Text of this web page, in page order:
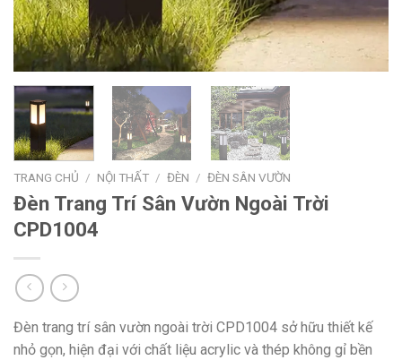
TRANG CHỦ / NỘI THẤT / ĐÈN / ĐÈN SÂN VƯỜN
Đèn Trang Trí Sân Vườn Ngoài Trời
CPD1004
Đèn trang trí sân vườn ngoài trời CPD1004 sở hữu thiết kế
nhỏ gọn, hiện đại với chất liệu acrylic và thép không gỉ bền